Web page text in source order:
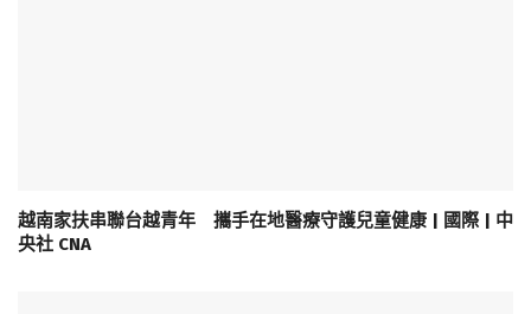
越南家扶串聯台越青年 攜手在地醫療守護兒童健康 | 國際 | 中
央社 CNA